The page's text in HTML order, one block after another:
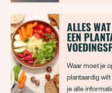
waterstof. Zijn
zoals
oplossing voor
ALLES
EEN
Waar moet je
plantaardig
je alle